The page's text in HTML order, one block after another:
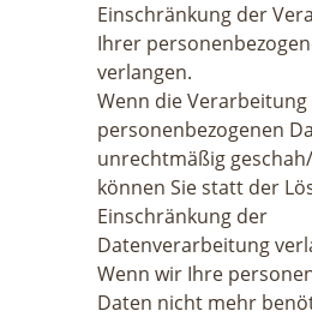
Einschränkung der
Ihrer
verlangen.
Wenn die
personenbezogenen
unrechtmäßig
können Sie statt der
Einschränkung der
Datenverarbeitung
Wenn wir Ihre
Daten nicht mehr